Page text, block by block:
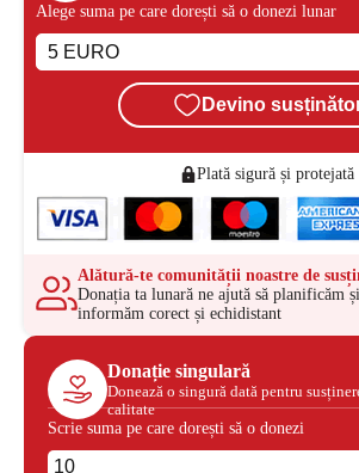
Alege suma pe care dorești să o donezi lunar
Devino
Plată sigură și protejată
Alătură-te comunității noastre de
Donația ta lunară ne ajută să planificăm
informăm corect și echidistant
Donație singulară
Donează o singură dată pentru
calitate
Scrie suma pe care dorești să o donezi